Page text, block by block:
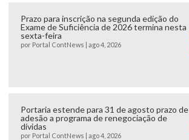
Prazo para inscrição na segunda edição do
Exame de Suficiência de 2026 termina nesta
sexta-feira
por Portal ContNews | ago 4, 2026
Portaria estende para 31 de agosto prazo de
adesão a programa de renegociação de
dívidas
por Portal ContNews | ago 4, 2026